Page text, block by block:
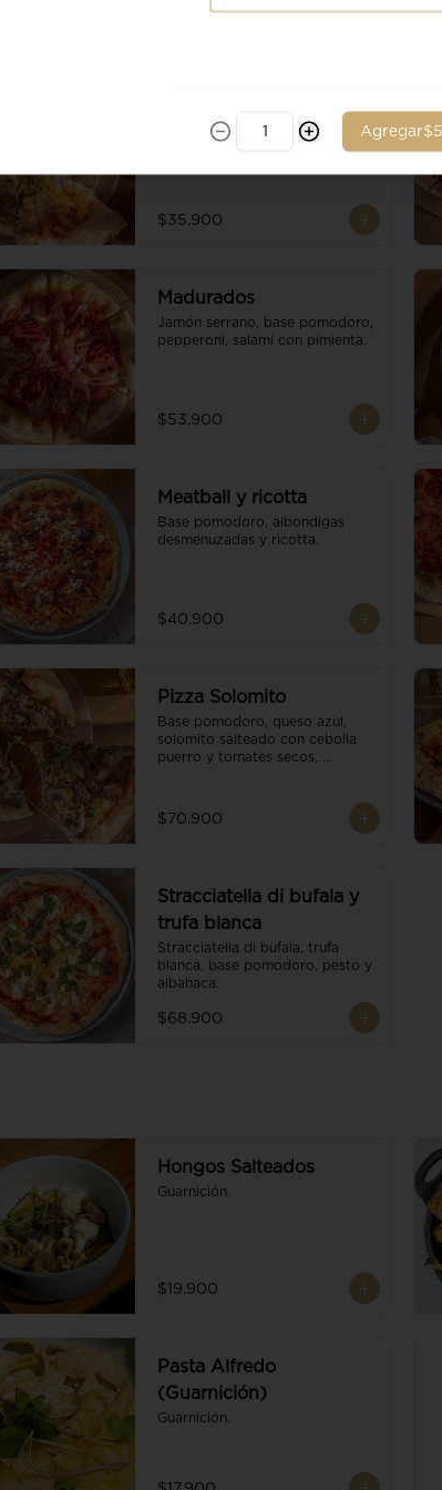
Piña, jamon de cerdo, base
pomodoro, escamas de
$35.900
Madurados
Jamón serrano, base pomodoro,
pepperoni, salami con pimienta.
$53.900
Meatball y ricotta
Base pomodoro, albondigas
desmenuzadas y ricotta.
$40.900
Pizza Solomito
Base pomodoro, queso azul,
solomito salteado con cebolla
puerro y tomates secos,
$70.900
Stracciatella di bufala y
trufa blanca
Stracciatella di bufala, trufa
blanca, base pomodoro, pesto y
albahaca.
$68.900
Hongos Salteados
Guarnición.
$19.900
Pasta Alfredo
(Guarnición)
Guarnición.
Agregar